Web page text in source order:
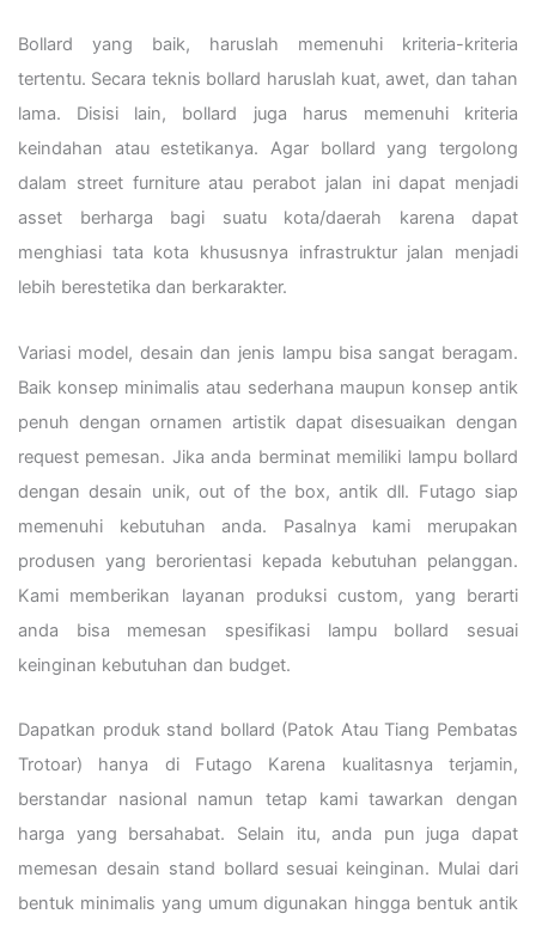
Bollard yang baik, haruslah memenuhi kriteria-kriteria
tertentu. Secara teknis bollard haruslah kuat, awet, dan tahan
lama. Disisi lain, bollard juga harus memenuhi kriteria
keindahan atau estetikanya. Agar bollard yang tergolong
dalam street furniture atau perabot jalan ini dapat menjadi
asset berharga bagi suatu kota/daerah karena dapat
menghiasi tata kota khususnya infrastruktur jalan menjadi
lebih berestetika dan berkarakter.
Variasi model, desain dan jenis lampu bisa sangat beragam.
Baik konsep minimalis atau sederhana maupun konsep antik
penuh dengan ornamen artistik dapat disesuaikan dengan
request pemesan. Jika anda berminat memiliki lampu bollard
dengan desain unik, out of the box, antik dll. Futago siap
memenuhi kebutuhan anda. Pasalnya kami merupakan
produsen yang berorientasi kepada kebutuhan pelanggan.
Kami memberikan layanan produksi custom, yang berarti
anda bisa memesan spesifikasi lampu bollard sesuai
keinginan kebutuhan dan budget.
Dapatkan produk stand bollard (Patok Atau Tiang Pembatas
Trotoar) hanya di Futago Karena kualitasnya terjamin,
berstandar nasional namun tetap kami tawarkan dengan
harga yang bersahabat. Selain itu, anda pun juga dapat
memesan desain stand bollard sesuai keinginan. Mulai dari
bentuk minimalis yang umum digunakan hingga bentuk antik